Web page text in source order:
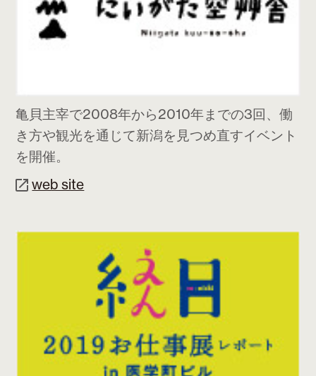
亀貝主宰で2008年から2010年までの3回、働
き方や観光を通じて新潟を見つめ直すイベント
を開催。
web site